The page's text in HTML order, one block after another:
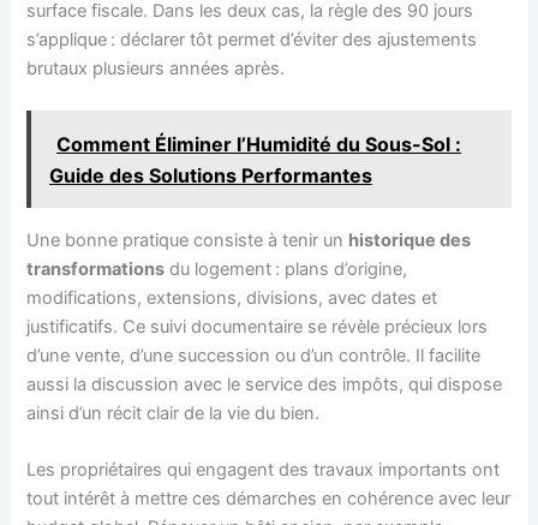
surface fiscale. Dans les deux cas, la règle des 90 jours
s’applique : déclarer tôt permet d’éviter des ajustements
brutaux plusieurs années après.
Comment Éliminer l’Humidité du Sous-Sol :
Guide des Solutions Performantes
Une bonne pratique consiste à tenir un historique des
transformations du logement : plans d’origine,
modifications, extensions, divisions, avec dates et
justificatifs. Ce suivi documentaire se révèle précieux lors
d’une vente, d’une succession ou d’un contrôle. Il facilite
aussi la discussion avec le service des impôts, qui dispose
ainsi d’un récit clair de la vie du bien.
Les propriétaires qui engagent des travaux importants ont
tout intérêt à mettre ces démarches en cohérence avec leur